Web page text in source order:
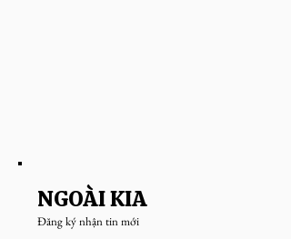
NGOÀI KIA
Đăng ký nhận tin mới